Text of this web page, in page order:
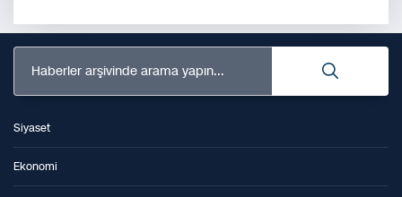
Haberler arşivinde arama yapın...
Siyaset
Ekonomi